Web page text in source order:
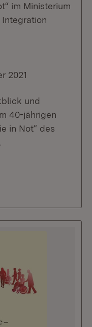
im Ministerium
2021
und
40-jährigen
in Not“ des